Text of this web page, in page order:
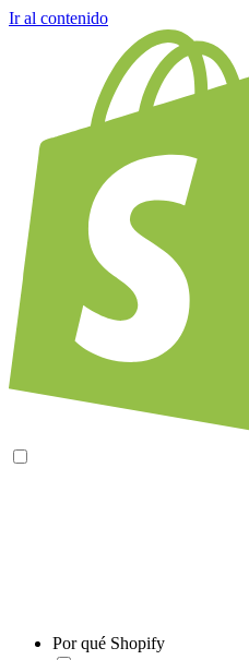
Ir al contenido
Por qué Shopify